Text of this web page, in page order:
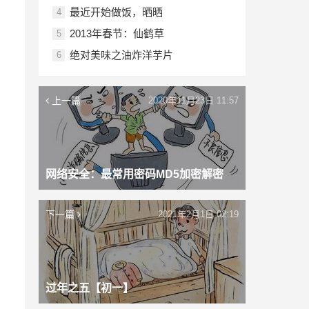
4 最近开始做饭，晒晒
5 2013年春节：仙鹤草
6 绝对美味之油炸洋芋片
上一篇
网络安全：最常用密码MD5加密解密
2020年11月23日 11:57
下一篇
过年之五【初一】
2021年2月1日 02:19